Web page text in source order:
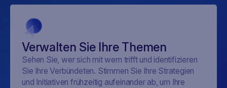
Verwalten Sie Ihre Themen
Sehen Sie, wer sich mit wem trifft und identifizieren
Sie Ihre Verbündeten. Stimmen Sie Ihre Strategien
und Initiativen frühzeitig aufeinander ab, um Ihre